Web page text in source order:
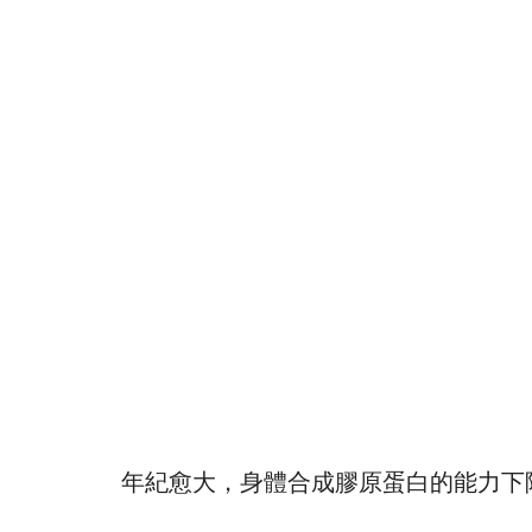
年紀愈大，身體合成膠原蛋白的能力下